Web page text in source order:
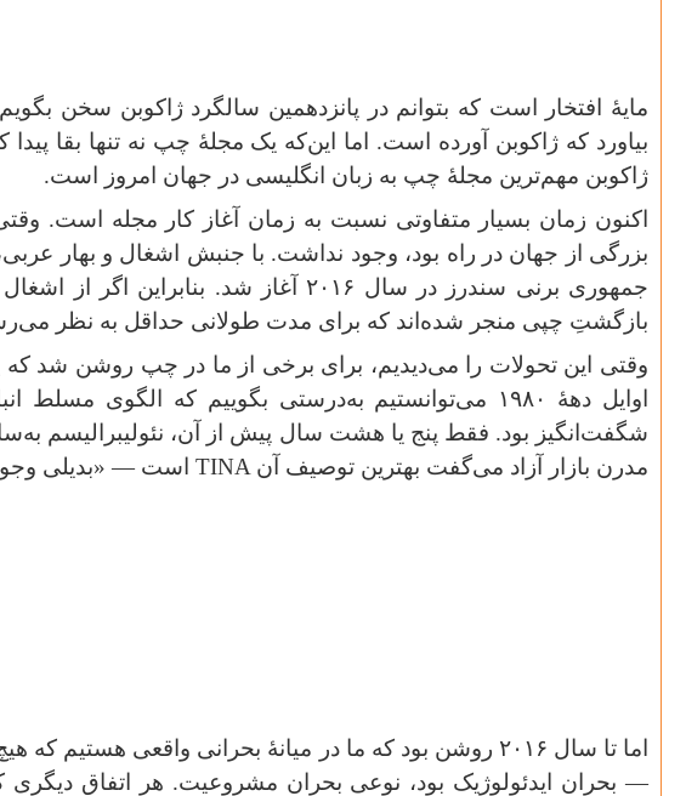
مایهٔ افتخار است که بتوانم در پانزدهمین سالگرد ژاکوبن سخن
بیاورد که ژاکوبن آورده است. اما این‌که یک مجلهٔ چپ نه تنها بقا
ژاکوبن مهم‌ترین مجلهٔ چپ به زبان انگلیسی در جهان امروز است.
اکنون زمان بسیار متفاوتی نسبت به زمان آغاز کار مجله است.
بزرگی از جهان در راه بود، وجود نداشت. با جنبش اشغال و بهار عربی،
جمهوری برنی سندرز در سال ۲۰۱۶ آغاز شد. بنابراین اگر از
بازگشتِ چپی منجر شده‌اند که برای مدت طولانی حداقل به نظر
وقتی این تحولات را می‌دیدیم، برای برخی از ما در چپ روشن شد که
اوایل دههٔ
۱۹۸۰ می‌توانستیم به‌درستی بگوییم که الگوی مسلط
شگفت‌انگیز بود. فقط پنج یا هشت سال پیش از آن، نئولیبرالیسم
مدرن بازار آزاد می‌گفت بهترین توصیف آن TINA است — «بدیلی
اما تا سال ۲۰۱۶ روشن بود که ما در میانهٔ بحرانی واقعی هستیم که
— بحران ایدئولوژیک بود، نوعی بحران مشروعیت. هر اتفاق